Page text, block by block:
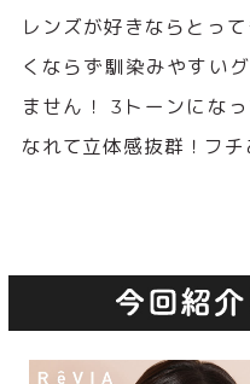
レンズが好きならとっ
くならず馴染みやすい
ません！ 3トーンにな
なれて立体感抜群！フ